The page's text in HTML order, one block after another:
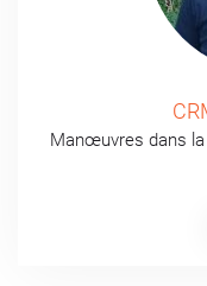
Manœuvres dans